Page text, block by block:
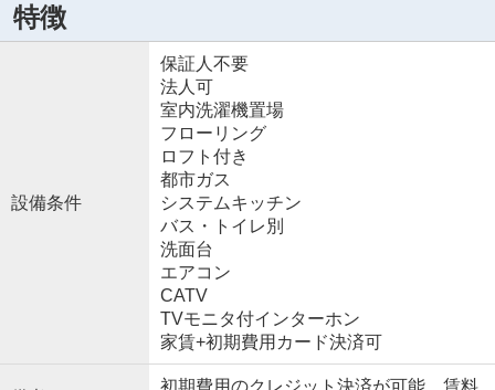
特徴
設備条件
保証人不要
法人可
室内洗濯機置場
フローリング
ロフト付き
都市ガス
システムキッチン
バス・トイレ別
洗面台
エアコン
CATV
TVモニタ付インターホン
家賃+初期費用カード決済可